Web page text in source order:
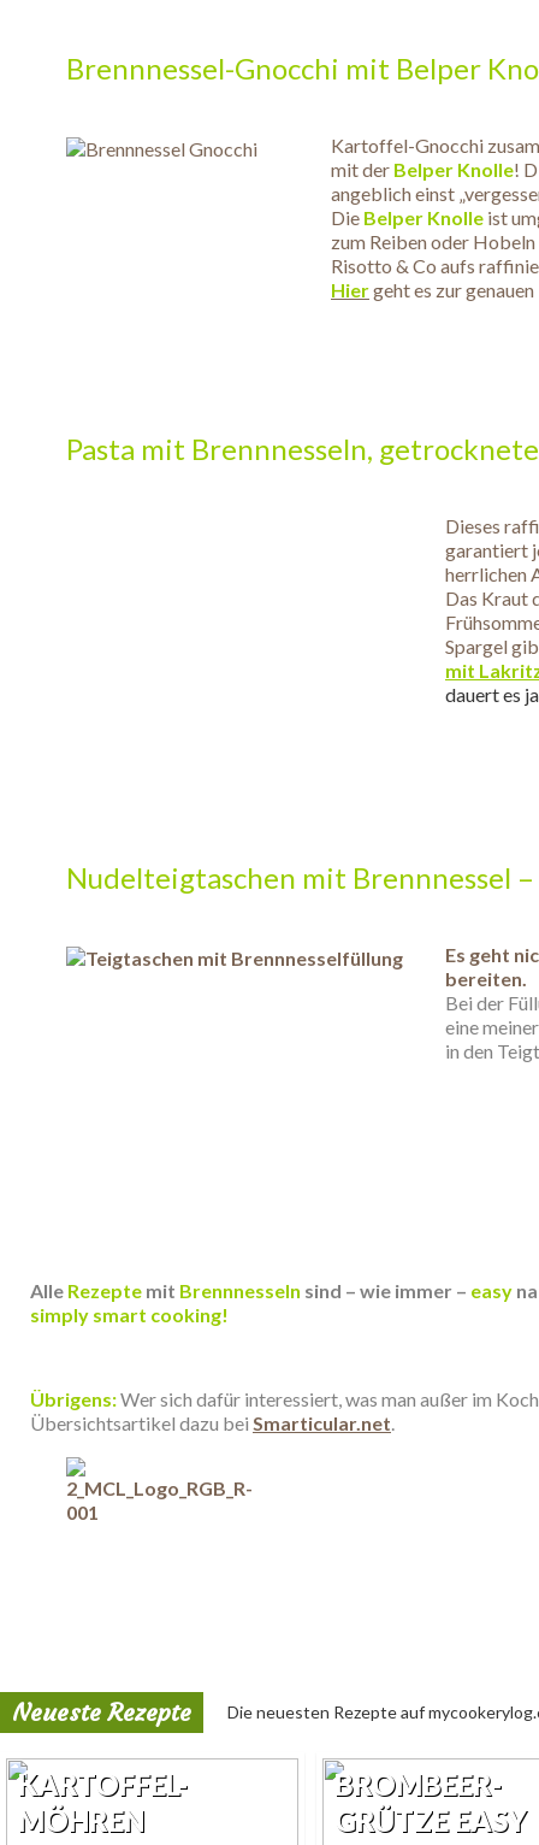
Brennnessel-Gnocchi mit Belper
Kartoffel-Gnocchi
mit der Belper Knolle!
angeblich einst
Die Belper Knolle ist
zum Reiben oder
Risotto & Co aufs
Hiergeht es zur
Pasta mit Brennnesseln,
Dieses
garantiert
herrlichen
Das Kraut
Spargel
mit
dauert es
Nudelteigtaschen mit Brennnessel –
Es geht
bereiten.
Bei der
eine
in den
Alle Rezepte mit Brennnesseln sind – wie immer – easy
simply smart cooking!
Übrigens:Wer sich dafür interessiert, was man außer im
Übersichtsartikel dazu bei Smarticular.net.
Neueste Rezepte Die neuesten Rezepte auf
KARTOFFEL-
MÖHREN
BROMBEER-
GRÜTZE EASY